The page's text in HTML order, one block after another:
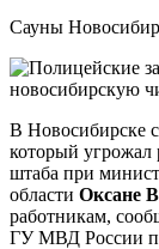
Сауны
В Новосибирске
который угрожал
штаба при
области Оксане
работникам,
ГУ МВД России